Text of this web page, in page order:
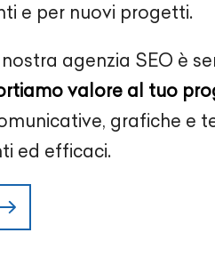
e per nuovi progetti.
agenzia SEO è
valore al tuo
grafiche e
ed efficaci.